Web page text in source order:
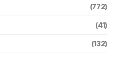
(772)
(41)
(132)